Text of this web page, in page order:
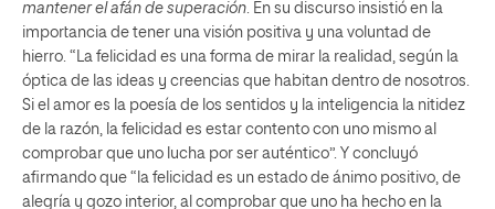
mantener el afán de superación. En su discurso insistió en la
importancia de tener una visión positiva y una voluntad de
hierro. “La felicidad es una forma de mirar la realidad, según la
óptica de las ideas y creencias que habitan dentro de nosotros.
Si el amor es la poesía de los sentidos y la inteligencia la nitidez
de la razón, la felicidad es estar contento con uno mismo al
comprobar que uno lucha por ser auténtico”. Y concluyó
afirmando que “la felicidad es un estado de ánimo positivo, de
alegría y gozo interior, al comprobar que uno ha hecho en la